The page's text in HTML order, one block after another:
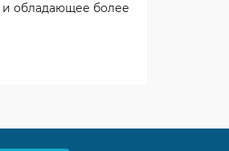
и обладающее более